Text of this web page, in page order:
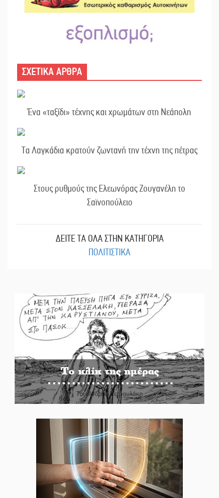
ΣΧΕΤΙΚΑ ΑΡΘΡΑ
Ένα «ταξίδι» τέχνης και χρωμάτων στη Νεάπολη
Τα Λαγκάδια κρατούν ζωντανή την τέχνη της πέτρας
Στους ρυθμούς της Ελεωνόρας Ζουγανέλη το
Σαϊνοπούλειο
ΔΕΙΤΕ ΤΑ ΟΛΑ ΣΤΗΝ ΚΑΤΗΓΟΡΙΑ
ΠΟΛΙΤΙΣΤΙΚΑ
Το κλίκ της ημέρας
Του Ανδρέα Πετρουλάκη